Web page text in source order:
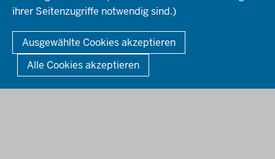
ihrer Seitenzugriffe notwendig sind.)
Ausgewählte Cookies akzeptieren
Alle Cookies akzeptieren
Kontakt
Mediathek
So finden Sie uns
Anerkennung von Bildungsnachweisen
Offenlagen
© 2026 Bezirksregierung Düsseldorf
Fußzeile
DATENSCHUTZ BARRIEREFREIHEIT
IMPRESSUM
KONTAKT